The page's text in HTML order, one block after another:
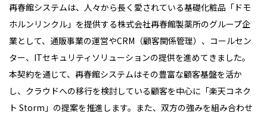
再春館システムは、人々から長く愛されている基礎化粧品「ドモ
ホルンリンクル」を提供する株式会社再春館製薬所のグループ企
業として、通販事業の運営やCRM （顧客関係管理）、コールセン
ター、 ITセキュリティソリューションの提供を進めてきました。
本契約を通じて、再春館システムはその豊富な顧客基盤を活か
し、クラウドへの移行を検討している顧客を中心に「楽天コネク
ト Storm 」の提案を推進します。また、双方の強みを組み合わせ